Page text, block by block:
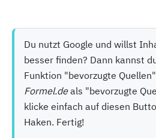
Du nutzt Google und willst
besser finden? Dann kannst
Funktion "bevorzugte
Formel.deals "bevorzugte
klicke einfach auf diesen
Haken. Fertig!